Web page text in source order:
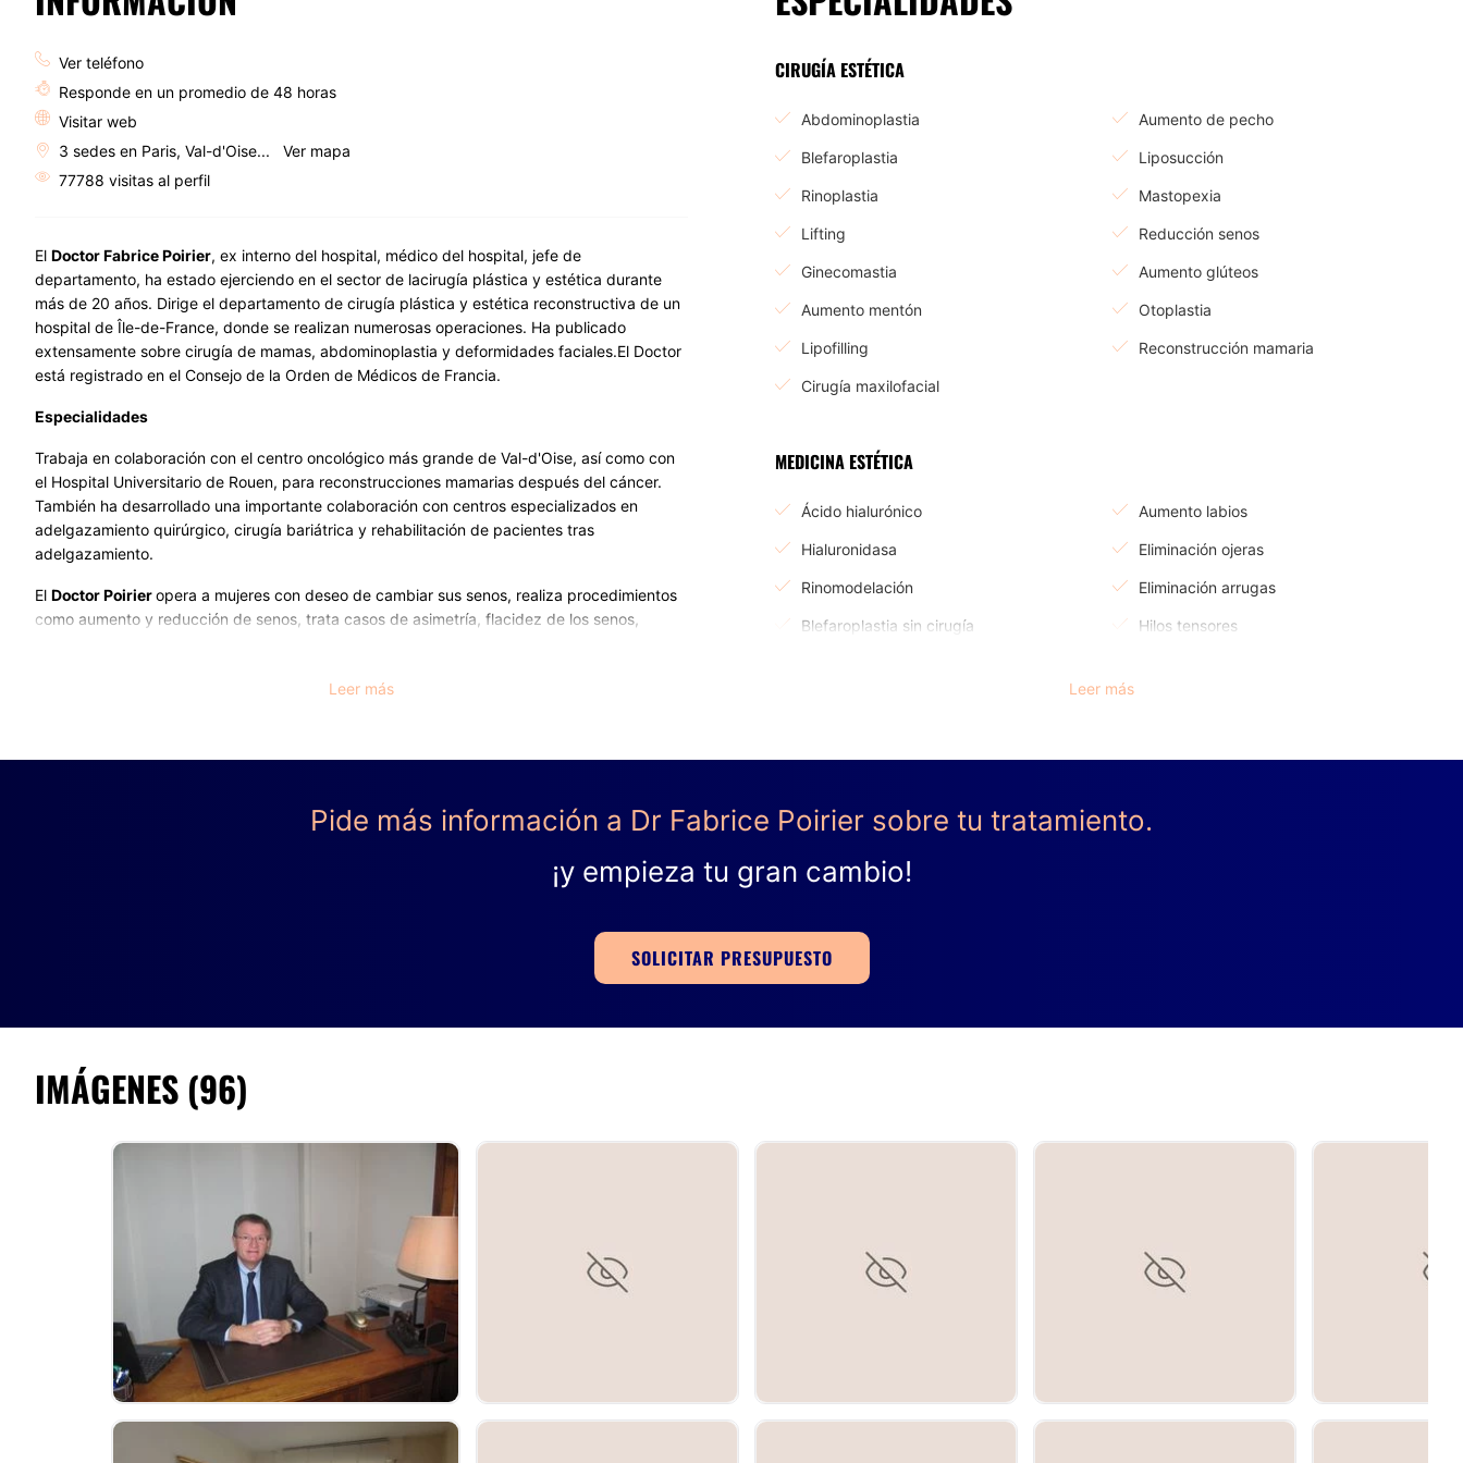
Ver teléfono
Responde en un promedio de 48 horas
Visitar web
3 sedes en Paris, Val-d'Oise...
Ver mapa
77788 visitas al perfil
El Doctor Fabrice Poirier, ex interno del hospital, médico del hospital, jefe de
departamento, ha estado ejerciendo en el sector de lacirugía plástica y estética durante
más de 20 años. Dirige el departamento de cirugía plástica y estética reconstructiva de un
hospital de Île-de-France, donde se realizan numerosas operaciones. Ha publicado
extensamente sobre cirugía de mamas, abdominoplastia y deformidades faciales.El Doctor
está registrado en el Consejo de la Orden de Médicos de Francia.
Especialidades
Trabaja en colaboración con el centro oncológico más grande de Val-d'Oise, así como con
el Hospital Universitario de Rouen, para reconstrucciones mamarias después del cáncer.
También ha desarrollado una importante colaboración con centros especializados en
adelgazamiento quirúrgico, cirugía bariátrica y rehabilitación de pacientes tras
adelgazamiento.
El Doctor Poirieropera a mujeres con deseo de cambiar sus senos, realiza procedimientos
como aumento y reducción de senos, trata casos de asimetría, flacidez de los senos,
sea que la piel se quede flácidadespués del embarazo o después de la pérdida de peso.
Ya sea para el mentón, brazos, espalda, estómago, caderas, glúteos, muslos, rodillas o
ayudarte a conseguirun rostro más joven, realiza liftings faciales, blefaroplastias, lipofilling
Además, con el fin de armonizar los rasgos faciales, ofrece intervenciones como otoplastia,
rinoplastia, genioplastia, profiloplastia y también, opera en casos de asimetría del rostro.
intervenciones en la Clinique du Mont Louis de París, la Clinique Sainte-Marie de Osny
l'Oserais y en el departamento de cirugía plástica y estética del Hospital Argenteuil.
Leer más
CIRUGÍA ESTÉTICA
Abdominoplastia Aumento de pecho
Blefaroplastia Liposucción
Rinoplastia Mastopexia
Lifting Reducción senos
Ginecomastia Aumento glúteos
Aumento mentón Otoplastia
Lipofilling Reconstrucción mamaria
Cirugía maxilofacial
MEDICINA ESTÉTICA
Ácido hialurónico Aumento labios
Hialuronidasa Eliminación ojeras
Rinomodelación Eliminación arrugas
Blefaroplastia sin cirugía Hilos tensores
CIRUGÍA ÍNTIMA
AUMENTO DE PECHO
Leer más
Pide más información a Dr Fabrice Poirier sobre tu tratamiento.
¡y empieza tu gran cambio!
SOLICITAR PRESUPUESTO
IMÁGENES (96)